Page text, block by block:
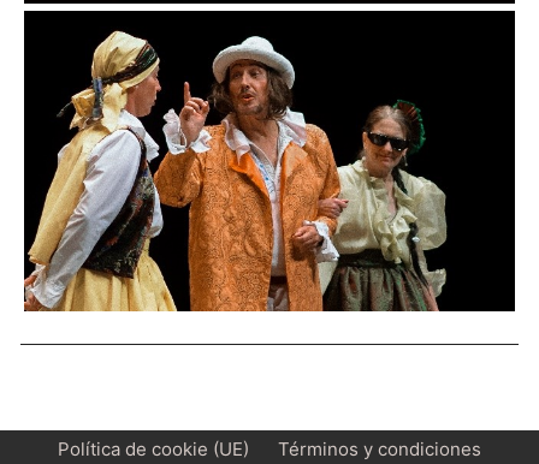
Política de cookie (UE) Términos y condiciones